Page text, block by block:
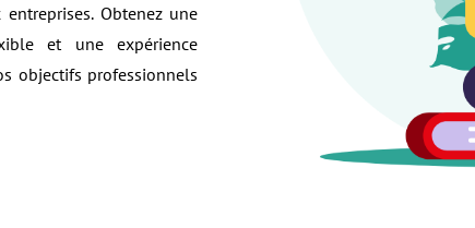
Obtenez une
et une expérience
objectifs professionnels